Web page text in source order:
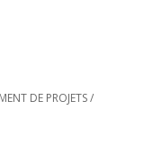
DE PROJETS/